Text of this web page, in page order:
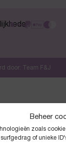
Beheer
zoals
of unieke
door: Team F&J